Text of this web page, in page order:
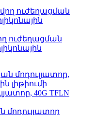
ուժեղացման
մոդուլյատոր